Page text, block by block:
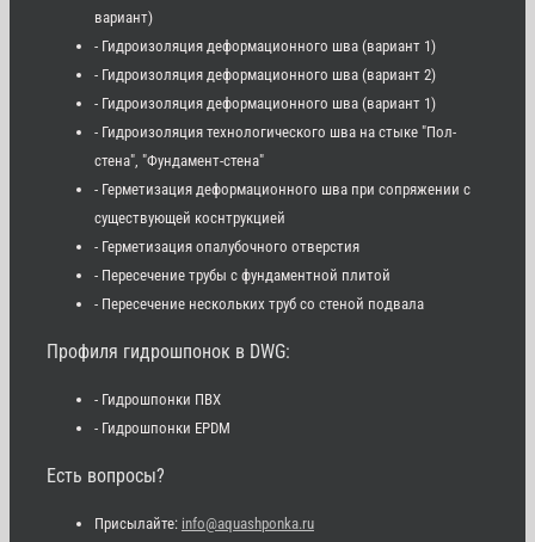
вариант)
- Гидроизоляция деформационного шва (вариант 1)
- Гидроизоляция деформационного шва (вариант 2)
- Гидроизоляция деформационного шва (вариант 1)
- Гидроизоляция технологического шва на стыке "Пол-
стена", "Фундамент-стена"
- Герметизация деформационного шва при сопряжении с
существующей коснтрукцией
- Герметизация опалубочного отверстия
- Пересечение трубы с фундаментной плитой
- Пересечение нескольких труб со стеной подвала
Профиля гидрошпонок в DWG:
- Гидрошпонки ПВХ
- Гидрошпонки EPDM
Есть вопросы?
Присылайте: info@aquashponka.ru